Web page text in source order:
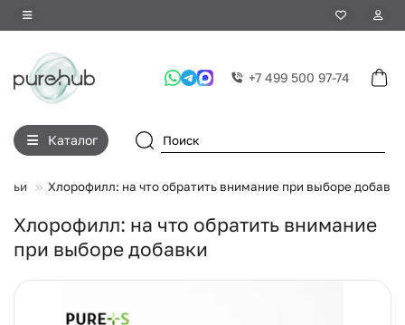
+7 499 500 97-74
Каталог
Хлорофилл: на что обратить внимание при выборе добавки
Хлорофилл: на что обратить внимание
при выборе добавки